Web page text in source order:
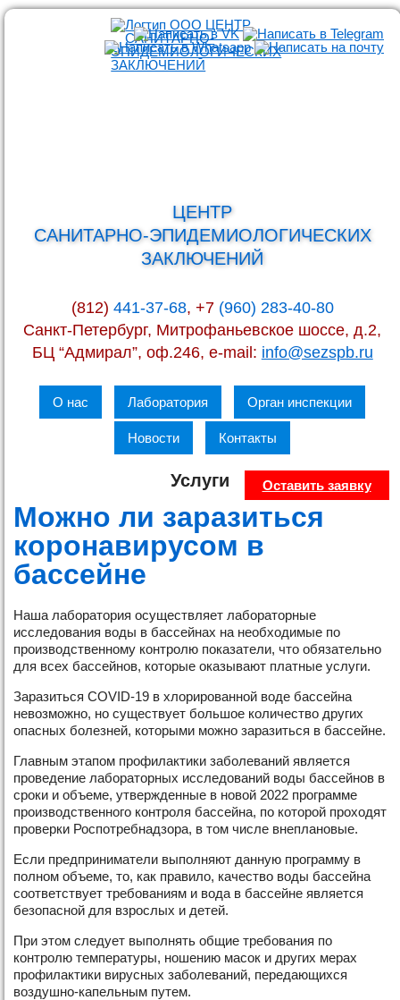
ЦЕНТР
САНИТАРНО-ЭПИДЕМИОЛОГИЧЕСКИХ
ЗАКЛЮЧЕНИЙ
(812) 441-37-68, +7 (960) 283-40-80
Санкт-Петербург, Митрофаньевское шоссе, д.2,
БЦ “Адмирал”, оф.246, e-mail: info@sezspb.ru
О нас Лаборатория Орган инспекции
Новости Контакты
Услуги Оставить заявку
Можно ли заразиться
коронавирусом в
бассейне
Наша лаборатория осуществляет лабораторные
исследования воды в бассейнах на необходимые по
производственному контролю показатели, что обязательно
для всех бассейнов, которые оказывают платные услуги.
Заразиться COVID-19 в хлорированной воде бассейна
невозможно, но существует большое количество других
опасных болезней, которыми можно заразиться в бассейне.
Главным этапом профилактики заболеваний является
проведение лабораторных исследований воды бассейнов в
сроки и объеме, утвержденные в новой 2022 программе
производственного контроля бассейна, по которой проходят
проверки Роспотребнадзора, в том числе внеплановые.
Если предприниматели выполняют данную программу в
полном объеме, то, как правило, качество воды бассейна
соответствует требованиям и вода в бассейне является
безопасной для взрослых и детей.
При этом следует выполнять общие требования по
контролю температуры, ношению масок и других мерах
профилактики вирусных заболеваний, передающихся
воздушно-капельным путем.